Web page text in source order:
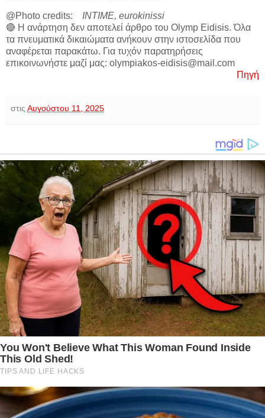
@Photo credits:
INTIME, eurokinissi
🔴 Η ανάρτηση δεν αποτελεί άρθρο του Olymp Eidisis. Όλα
τα πνευματικά δικαιώματα ανήκουν στην ιστοσελίδα που
αναφέρεται παρακάτω. Για τυχόν παρατηρήσεις
επικοινωνήστε μαζί μας: olympiakos-eidisis@mail.com
Πηγή
στις Αυγούστου 11, 2025